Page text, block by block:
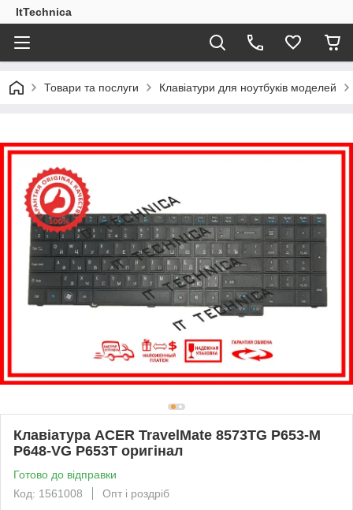
ItTechnica
Товари та послуги Клавіатури для ноутбуків моделей
Клавіатура ACER TravelMate 8573TG P653-M
P648-VG P653T оригінал
Готово до відправки
Код: 1561008
Опт і роздріб